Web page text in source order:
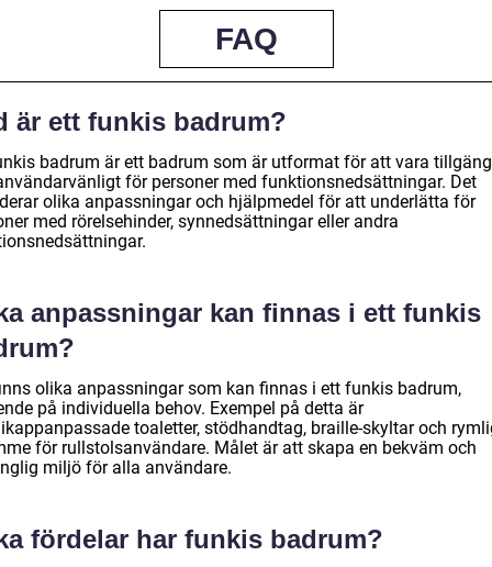
FAQ
är ett funkis badrum?
badrum är ett badrum som är utformat för att vara
för personer med funktionsnedsättningar. Det
olika anpassningar och hjälpmedel för att underlätta för
med rörelsehinder, synnedsättningar eller andra
anpassningar kan finnas i ett funkis
olika anpassningar som kan finnas i ett funkis badrum,
på individuella behov. Exempel på detta är
toaletter, stödhandtag, braille-skyltar och
för rullstolsanvändare. Målet är att skapa en bekväm och
miljö för alla användare.
fördelar har funkis badrum?